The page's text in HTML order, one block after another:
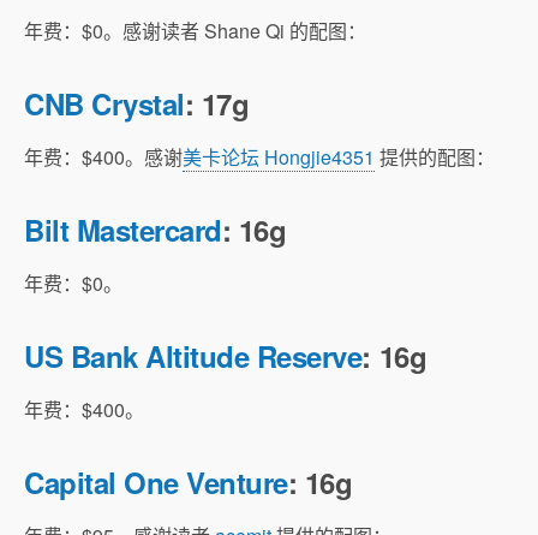
年费：$0。感谢读者 Shane Qi 的配图：
CNB Crystal: 17g
年费：$400。感谢美卡论坛 Hongjie4351 提供的配图：
Bilt Mastercard: 16g
年费：$0。
US Bank Altitude Reserve: 16g
年费：$400。
Capital One Venture: 16g